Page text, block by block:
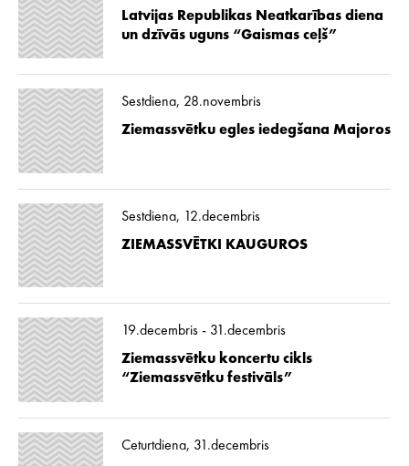
Latvijas Republikas Neatkarības diena
un dzīvās uguns “Gaismas ceļš”
Sestdiena, 28.novembris
Ziemassvētku egles iedegšana Majoros
Sestdiena, 12.decembris
ZIEMASSVĒTKI KAUGUROS
19.decembris - 31.decembris
Ziemassvētku koncertu cikls
“Ziemassvētku festivāls”
Ceturtdiena, 31.decembris